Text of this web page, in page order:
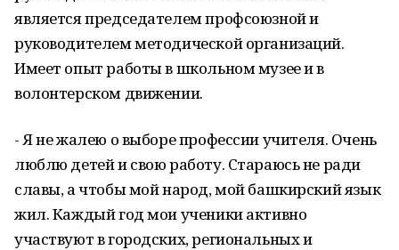
является председателем профсоюзной и
руководителем методической организаций.
Имеет опыт работы в школьном музее и в
волонтерском движении.
- Я не жалею о выборе профессии учителя. Очень
люблю детей и свою работу. Стараюсь не ради
славы, а чтобы мой народ, мой башкирский язык
жил. Каждый год мои ученики активно
участвуют в городских, региональных и